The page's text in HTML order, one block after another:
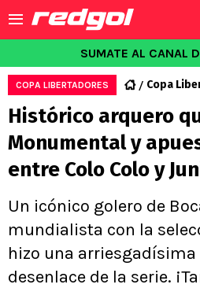
SUMATE AL CANAL
COPA LIBERTADORES Copa
Histórico arquero
Monumental y
entre Colo Colo y
Un icónico golero de
mundialista con la
hizo una arriesgadísima
desenlace de la serie.